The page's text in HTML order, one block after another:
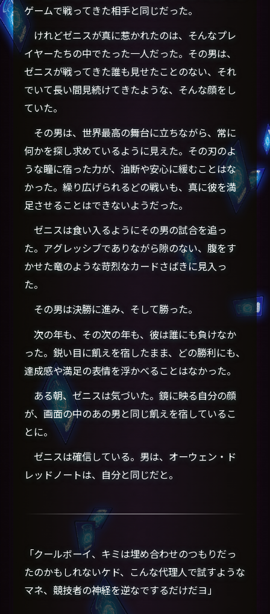
ゲームで戦ってきた相手と同じだった。
けれどゼニスが真に惹かれたのは、そんなプレ
イヤーたちの中でたった一人だった。その男は、
ゼニスが戦ってきた誰も見せたことのない、それ
でいて長い間見続けてきたような、そんな顔をし
ていた。
その男は、世界最高の舞台に立ちながら、常に
何かを探し求めているように見えた。その刃のよ
うな瞳に宿った力が、油断や安心に緩むことはな
かった。繰り広げられるどの戦いも、真に彼を満
足させることはできないようだった。
ゼニスは食い入るようにその男の試合を追っ
た。アグレッシブでありながら隙のない、腹をす
かせた竜のような苛烈なカードさばきに見入っ
た。
その男は決勝に進み、そして勝った。
次の年も、その次の年も、彼は誰にも負けなか
った。鋭い目に飢えを宿したまま、どの勝利にも、
達成感や満足の表情を浮かべることはなかった。
ある朝、ゼニスは気づいた。鏡に映る自分の顔
が、画面の中のあの男と同じ飢えを宿しているこ
とに。
ゼニスは確信している。男は、オーウェン・ド
レッドノートは、自分と同じだと。
「クールボーイ、キミは埋め合わせのつもりだっ
たのかもしれないケド、こんな代理人で試すような
マネ、競技者の神経を逆なでするだけだヨ」